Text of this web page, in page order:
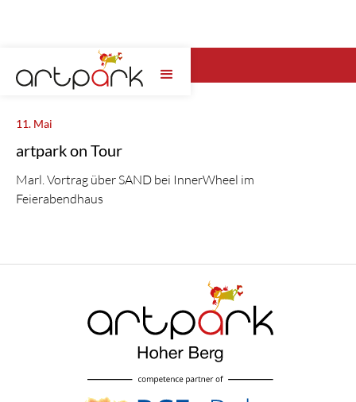
Wähle hier das artpark Jahr ...
11. Mai
artpark on Tour
Marl. Vortrag über SAND bei InnerWheel im
Feierabendhaus